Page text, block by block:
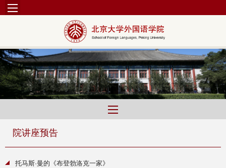
院讲座预告
托马斯·曼的《布登勃洛克一家》